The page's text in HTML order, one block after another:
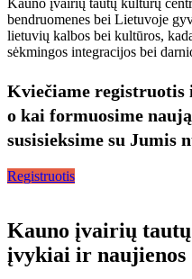
bendruomenes bei Lietuvoje
lietuvių kalbos bei kultūros,
sėkmingos integracijos bei
Kviečiame registruotis
o kai formuosime
susisieksime su Jumis
Registruotis
Kauno įvairių
įvykiai ir naujienos